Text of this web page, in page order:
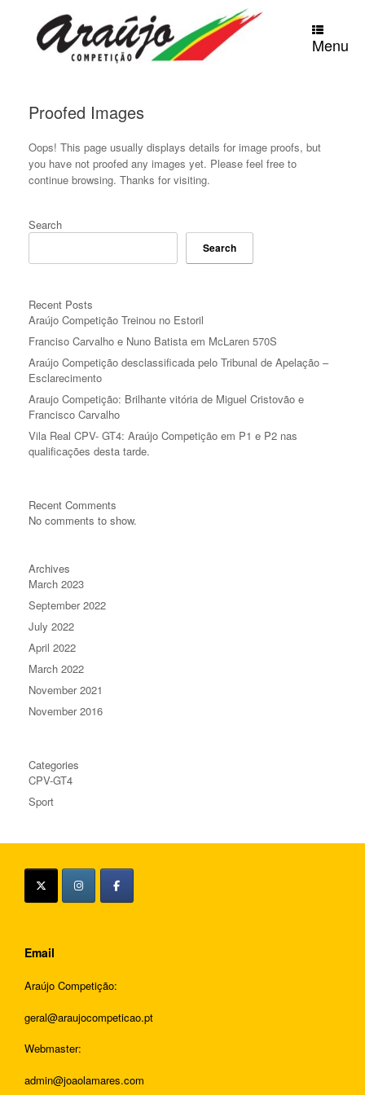
Menu
Proofed Images
Oops! This page usually displays details for image proofs, but
you have not proofed any images yet. Please feel free to
continue browsing. Thanks for visiting.
Search
Search
Recent Posts
Araújo Competição Treinou no Estoril
Franciso Carvalho e Nuno Batista em McLaren 570S
Araújo Competição desclassificada pelo Tribunal de Apelação –
Esclarecimento
Araujo Competição: Brilhante vitória de Miguel Cristovão e
Francisco Carvalho
Vila Real CPV- GT4: Araújo Competição em P1 e P2 nas
qualificações desta tarde.
Recent Comments
No comments to show.
Archives
March 2023
September 2022
July 2022
April 2022
March 2022
November 2021
November 2016
Categories
CPV-GT4
Sport
Email
Araújo Competição:
geral@araujocompeticao.pt
Webmaster:
admin@joaolamares.com